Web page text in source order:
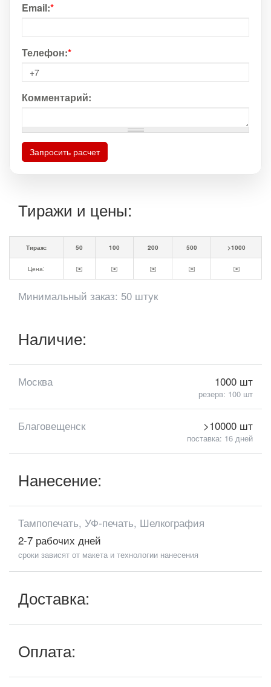
Email:*
Телефон:*
Комментарий:
Запросить расчет
Тиражи и цены:
Тираж: 50 100 200 500 >1000
Цена: ✉️ ✉️ ✉️ ✉️ ✉️
Минимальный заказ: 50 штук
Наличие:
Москва 1000 шт
резерв: 100 шт
Благовещенск >10000 шт
поставка: 16 дней
Нанесение:
Тампопечать, УФ-печать, Шелкография
2-7 рабочих дней
сроки зависят от макета и технологии нанесения
Доставка:
Оплата: